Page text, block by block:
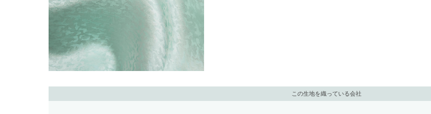
この生地を織っている会社